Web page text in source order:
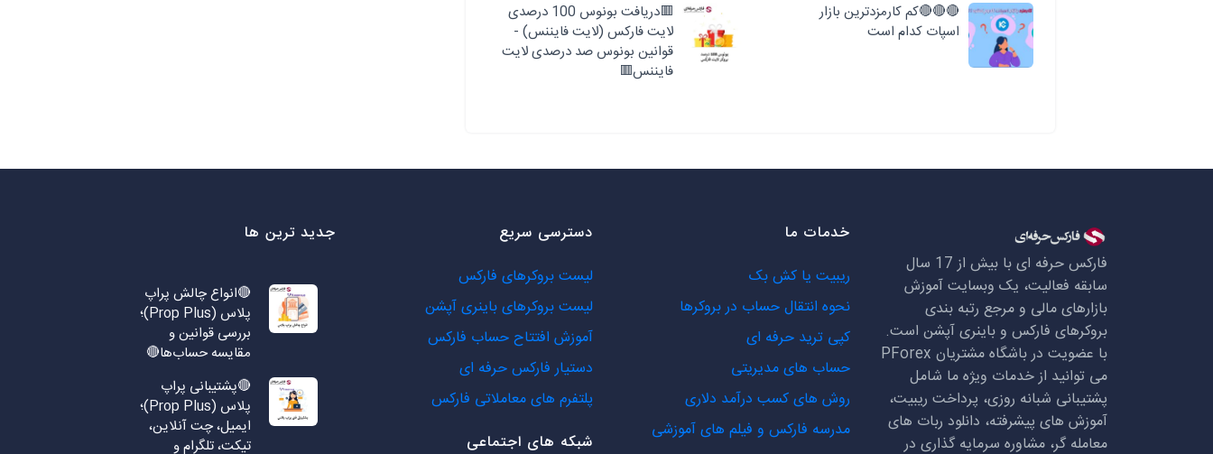
🔴🔴🔴کم کارمزدترین بازار
اسپات کدام است
🟥دریافت بونوس 100 درصدی
لایت فارکس (لایت فایننس) -
قوانین بونوس صد درصدی لایت
فایننس🟥
فارکس حرفه ای با بیش از 17 سال
سابقه فعالیت، یک وبسایت آموزش
بازارهای مالی و مرجع رتبه بندی
بروکرهای فارکس و باینری آپشن است.
با عضویت در باشگاه مشتریان PForex
می توانید از خدمات ویژه ما شامل
پشتیبانی شبانه روزی، پرداخت ریبیت،
آموزش های پیشرفته، دانلود ربات های
معامله گر، مشاوره سرمایه گذاری در
خدمات ما
ریبیت یا کش بک
نحوه انتقال حساب در بروکرها
کپی ترید حرفه ای
حساب های مدیریتی
روش های کسب درآمد دلاری
مدرسه فارکس و فیلم های آموزشی
دسترسی سریع
لیست بروکرهای فارکس
لیست بروکرهای باینری آپشن
آموزش افتتاح حساب فارکس
دستیار فارکس حرفه ای
پلتفرم های معاملاتی فارکس
شبکه های اجتماعی
جدید ترین ها
🔴انواع چالش پراپ
پلاس (Prop Plus)؛
بررسی قوانین و
مقایسه حساب‌ها🔴
🔴پشتیبانی پراپ
پلاس (Prop Plus)؛
ایمیل، چت آنلاین،
تیکت، تلگرام و